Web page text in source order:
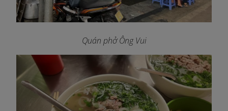
Quán phở Ông Vui